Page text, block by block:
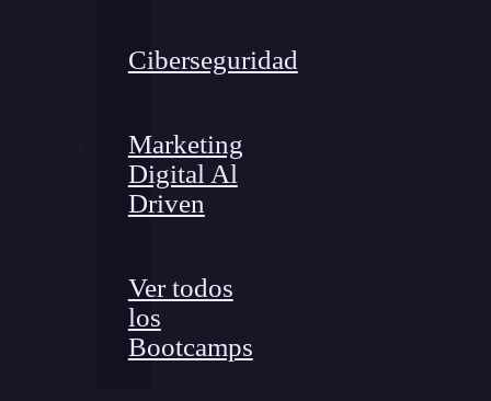
Ciberseguridad
Marketing
Digital Al
Driven
Ver todos
los
Bootcamps